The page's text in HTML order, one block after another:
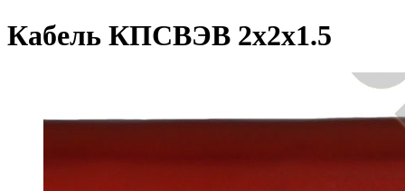
Кабель КПСВЭВ 2х2х1.5